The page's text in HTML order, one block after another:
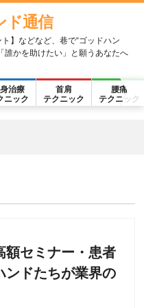
ド通信
】などなど、巷で“ゴッドハン
誰かを助けたい」と願うあなたへ
治療
ニック
首肩
テクニック
腰痛
テクニック
額セミナー・患者
ドたちが業界の